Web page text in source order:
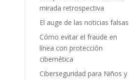
mirada retrospectiva
El auge de las noticias falsas
Cómo evitar el fraude en
línea con protección
cibernética
Ciberseguridad para Niños y